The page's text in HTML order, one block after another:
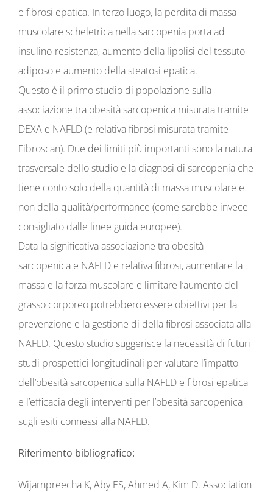
e fibrosi epatica. In terzo luogo, la perdita di massa
muscolare scheletrica nella sarcopenia porta ad
insulino-resistenza, aumento della lipolisi del tessuto
adiposo e aumento della steatosi epatica.
Questo è il primo studio di popolazione sulla
associazione tra obesità sarcopenica misurata tramite
DEXA e NAFLD (e relativa fibrosi misurata tramite
Fibroscan). Due dei limiti più importanti sono la natura
trasversale dello studio e la diagnosi di sarcopenia che
tiene conto solo della quantità di massa muscolare e
non della qualità/performance (come sarebbe invece
consigliato dalle linee guida europee).
Data la significativa associazione tra obesità
sarcopenica e NAFLD e relativa fibrosi, aumentare la
massa e la forza muscolare e limitare l’aumento del
grasso corporeo potrebbero essere obiettivi per la
prevenzione e la gestione di della fibrosi associata alla
NAFLD. Questo studio suggerisce la necessità di futuri
studi prospettici longitudinali per valutare l’impatto
dell’obesità sarcopenica sulla NAFLD e fibrosi epatica
e l’efficacia degli interventi per l’obesità sarcopenica
sugli esiti connessi alla NAFLD.
Riferimento bibliografico:
Wijarnpreecha K, Aby ES, Ahmed A, Kim D. Association